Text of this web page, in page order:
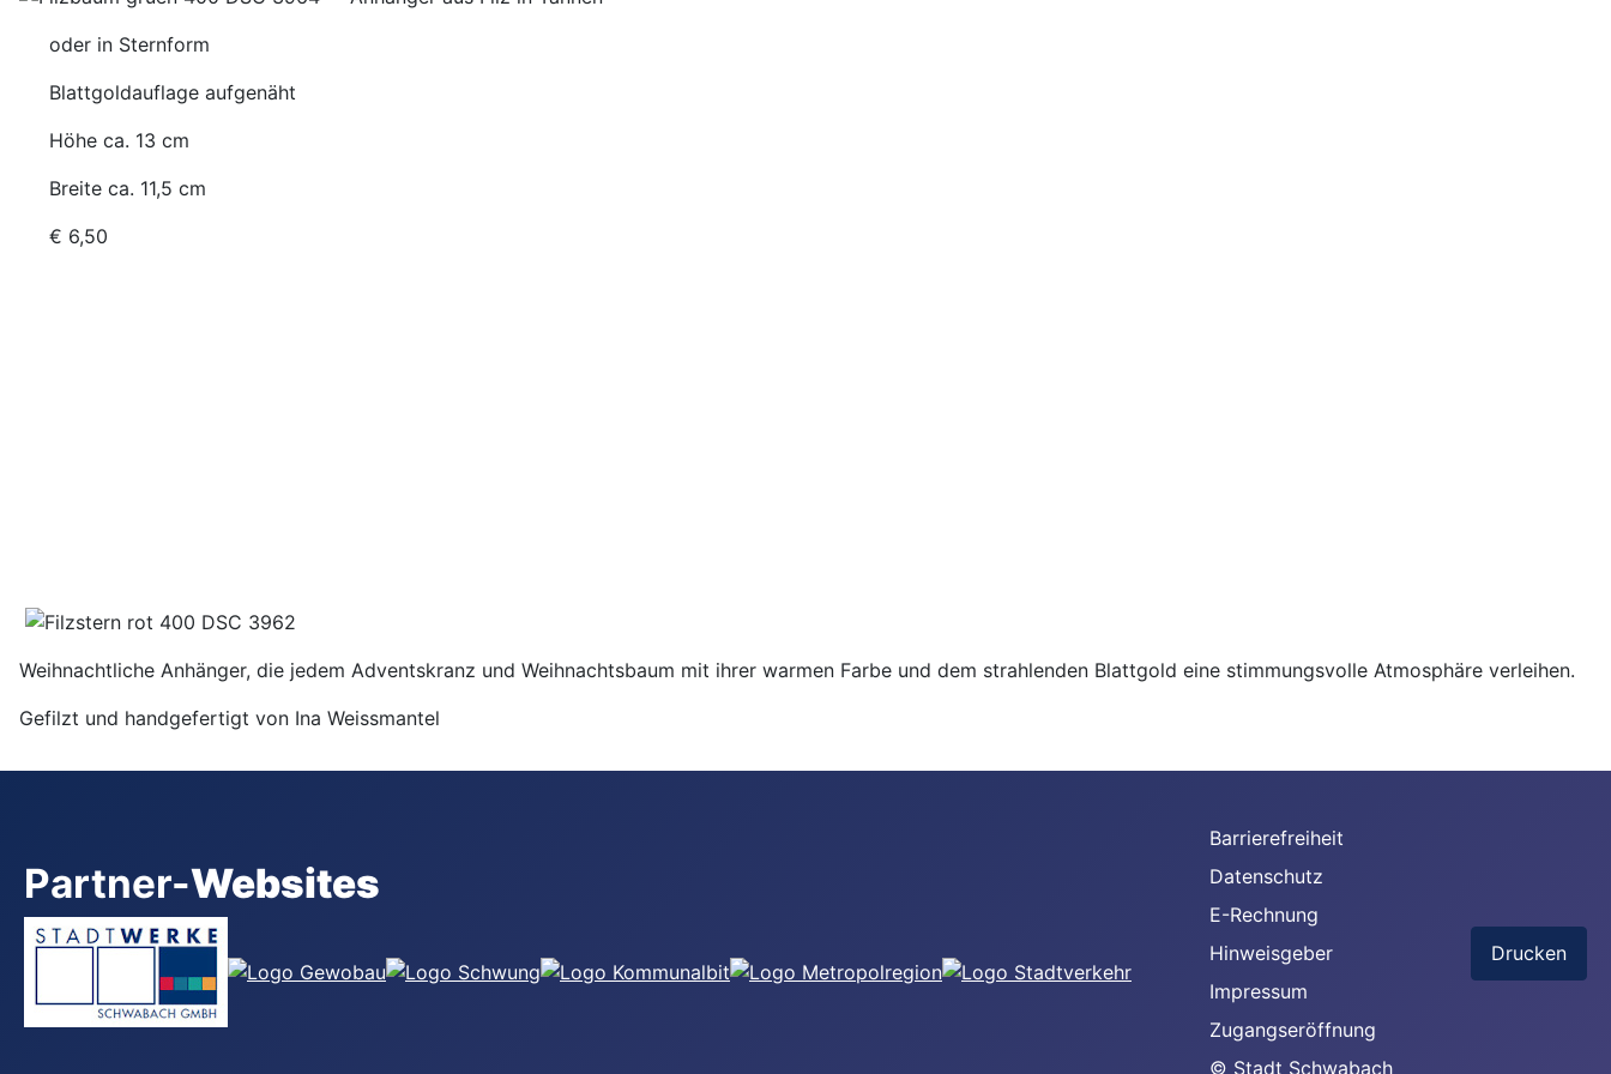
oder in Sternform
Blattgoldauflage aufgenäht
Höhe ca. 13 cm
Breite ca. 11,5 cm
€ 6,50
Weihnachtliche Anhänger, die jedem Adventskranz und Weihnachtsbaum mit ihrer warmen Farbe und dem strahlenden Blattgold eine stimmungsvolle Atmosphäre verleihen.
Gefilzt und handgefertigt von Ina Weissmantel
Partner-Websites
Barrierefreiheit
Datenschutz
E-Rechnung
Hinweisgeber
Impressum
Zugangseröffnung
© Stadt Schwabach
Drucken